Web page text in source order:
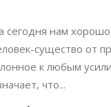
сегодня нам хорошо
существо от
к любым
что...